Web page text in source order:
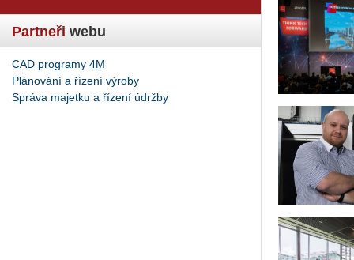
Partneři webu
CAD programy 4M
Plánování a řízení výroby
Správa majetku a řízení údržby